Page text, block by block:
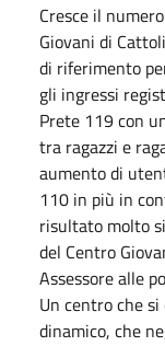
Cresce il
Giovani di
di riferimento
gli ingressi
Prete 119 con
tra ragazzi e
aumento di
110 in più in
risultato molto
del Centro
Assessore alle
Un centro che
dinamico, che